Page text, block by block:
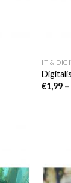
IT &
€1,99 –